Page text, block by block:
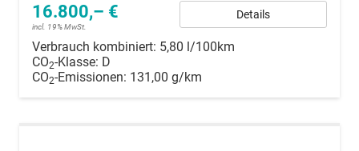
16.800,– €
incl. 19% MwSt.
Details
Verbrauch kombiniert: 5,80 l/100km
CO2-Klasse: D
CO2-Emissionen: 131,00 g/km